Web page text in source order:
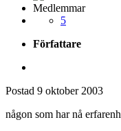
Medlemmar
5
Författare
Postad 9 oktober 2003
någon som har nå